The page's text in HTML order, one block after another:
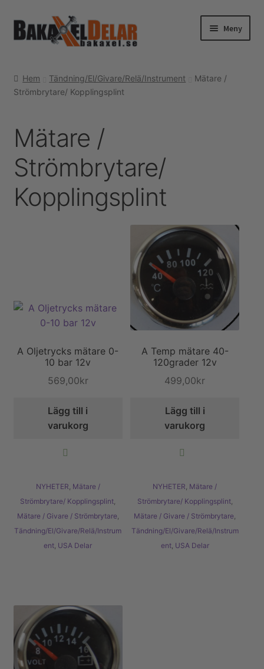
Hoppa
till
Hoppa
till
Meny
Webshop
Guider & tips
Korg
Filmer
Hem Tändning/El/Givare/Relä/Instrument
Mätare /
Strömbrytare/ Kopplingsplint
Mätare /
Strömbrytare/
Kopplingsplint
A Oljetrycks mätare 0-
10 bar 12v
569,00kr
Lägg till i
varukorg
NYHETER, Mätare /
Strömbrytare/ Kopplingsplint,
Mätare / Givare / Strömbrytare,
Tändning/El/Givare/Relä/Instrum
ent, USA Delar
A Temp mätare 40-
120grader 12v
499,00kr
Lägg till i
varukorg
NYHETER, Mätare /
Strömbrytare/ Kopplingsplint,
Mätare / Givare / Strömbrytare,
Tändning/El/Givare/Relä/Instrum
ent, USA Delar